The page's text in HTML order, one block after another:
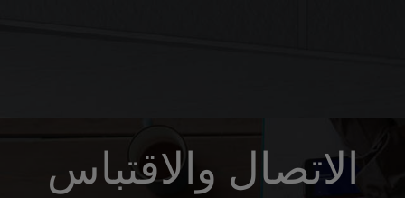
الاتصال والاقتباس